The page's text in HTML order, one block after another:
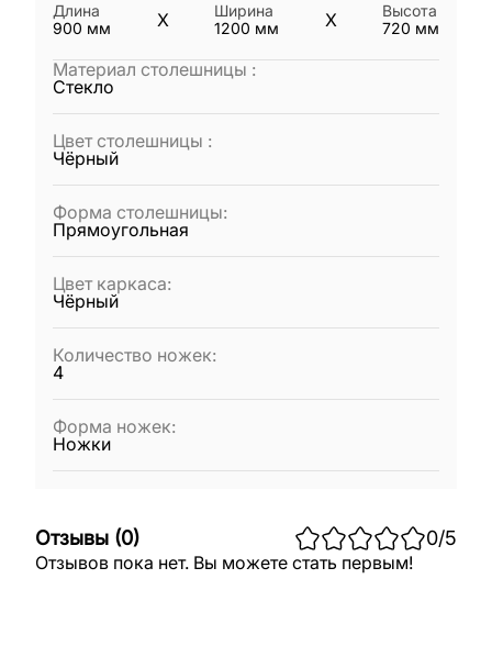
Длина
900 мм X
Ширина
1200 мм X
Высота
720 мм
Материал столешницы :
Стекло
Цвет столешницы :
Чёрный
Форма столешницы:
Прямоугольная
Цвет каркаса:
Чёрный
Количество ножек:
4
Форма ножек:
Ножки
Отзывы (0) 0/5
Отзывов пока нет. Вы можете стать первым!